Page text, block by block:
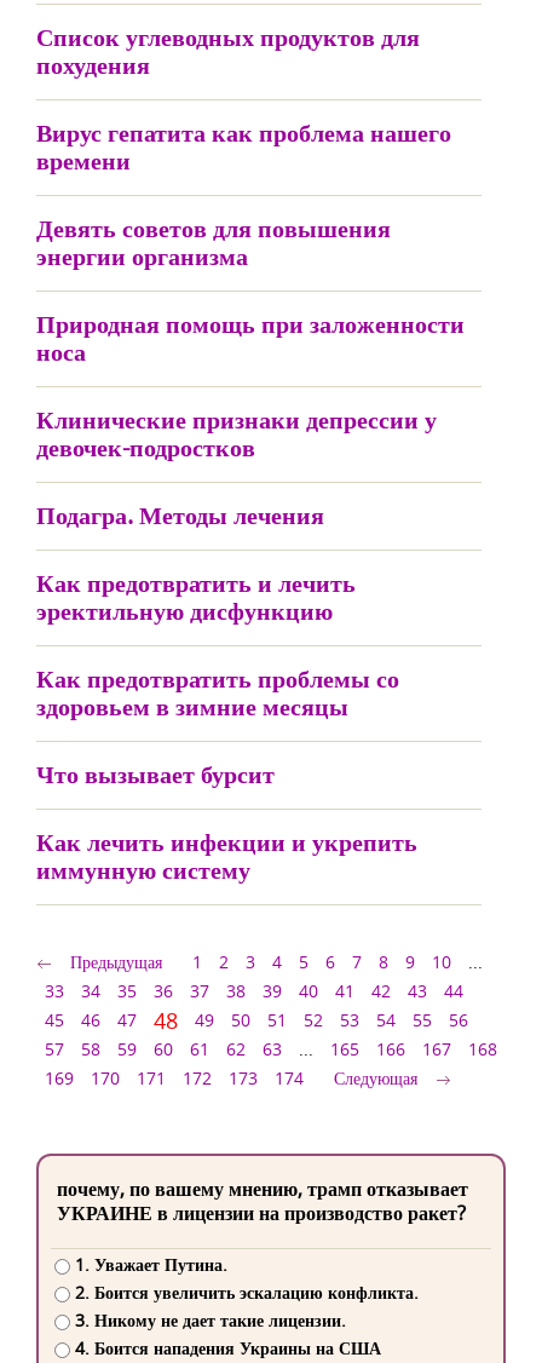
Список углеводных продуктов для
похудения
Вирус гепатита как проблема нашего
времени
Девять советов для повышения
энергии организма
Природная помощь при заложенности
носа
Клинические признаки депрессии у
девочек-подростков
Подагра. Методы лечения
Как предотвратить и лечить
эректильную дисфункцию
Как предотвратить проблемы со
здоровьем в зимние месяцы
Что вызывает бурсит
Как лечить инфекции и укрепить
иммунную систему
Предыдущая 1 2 3 4 5 6 7 8 9 10
...
33
34 35 36 37 38 39 40 41 42 43
44
45
46 47 48 49 50 51 52 53 54 55
56
57
58 59 60 61 62 63 ... 165 166 167
168
169
170 171 172 173 174 Следующая
почему, по вашему мнению, трамп отказывает
УКРАИНЕ в лицензии на производство ракет?
1. Уважает Путина.
2. Боится увеличить эскалацию конфликта.
3. Никому не дает такие лицензии.
4. Боится нападения Украины на США